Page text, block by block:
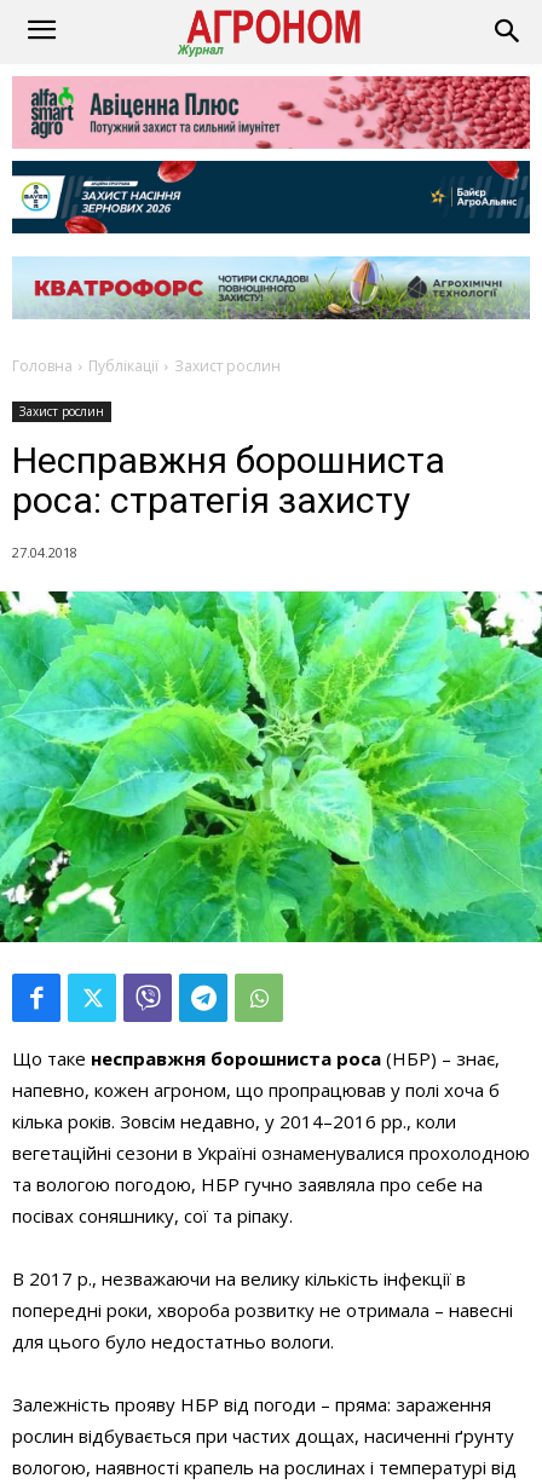
Головна Публікації Захист рослин
Захист рослин
Несправжня борошниста
роса: стратегія захисту
27.04.2018
Що таке несправжня борошниста роса (НБР) – знає,
напевно, кожен агроном, що пропрацював у полі хоча б
кілька років. Зовсім недавно, у 2014–2016 рр., коли
вегетаційні сезони в Україні ознаменувалися прохолодною
та вологою погодою, НБР гучно заявляла про себе на
посівах соняшнику, сої та ріпаку.
В 2017 р., незважаючи на велику кількість інфекції в
попередні роки, хвороба розвитку не отримала – навесні
для цього було недостатньо вологи.
Залежність прояву НБР від погоди – пряма: зараження
рослин відбувається при частих дощах, насиченні ґрунту
вологою, наявності крапель на рослинах і температурі від